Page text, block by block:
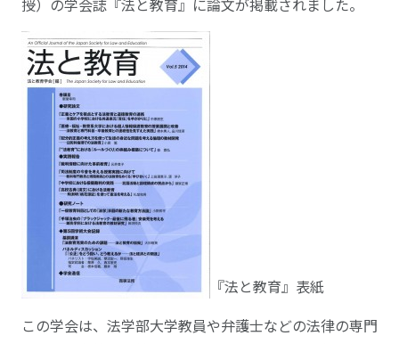
授）の学会誌『法と教育』に論文が掲載されました。
『法と教育』表紙
この学会は、法学部大学教員や弁護士などの法律の専門